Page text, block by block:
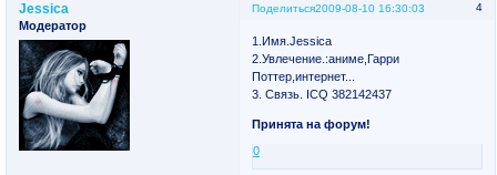
Поделиться 4
2009-08-10 16:30:03
Jessica
Модератор
1.Имя.Jessica
2.Увлечение.:аниме,Гарри
Поттер,интернет...
3. Связь. ICQ 382142437
Принята на форум!
0